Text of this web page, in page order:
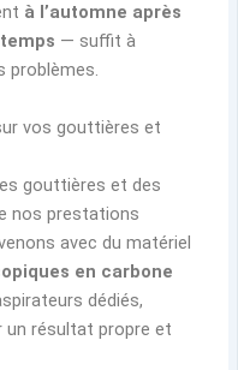
à l’automne après
— suffit à
problèmes.
vos gouttières et
gouttières et des
nos prestations
avec du matériel
en carbone
dédiés,
résultat propre et